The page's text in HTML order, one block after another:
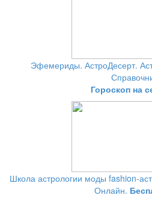
Эфемериды. АстроДесерт.
Гороскоп на
Школа астрологии моды fashion-
Онлайн.